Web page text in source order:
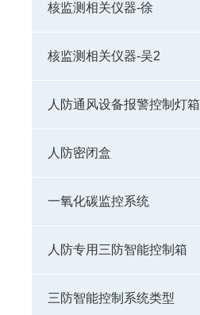
核监测相关仪器-徐
核监测相关仪器-吴2
人防通风设备报警控制灯箱
人防密闭盒
一氧化碳监控系统
人防专用三防智能控制箱
三防智能控制系统类型